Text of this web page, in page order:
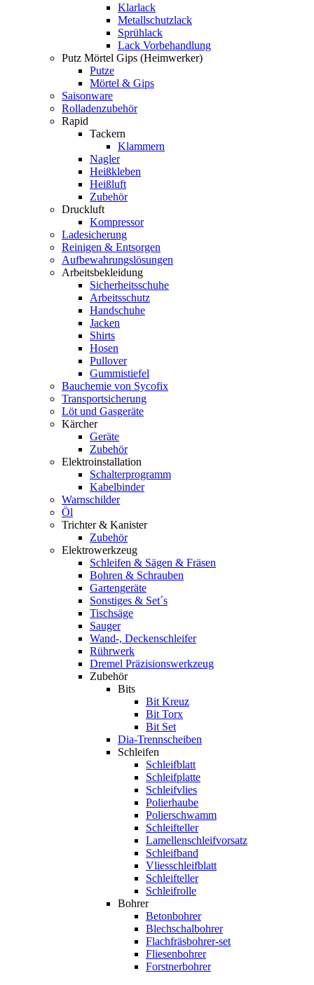
Klarlack
Metallschutzlack
Sprühlack
Lack Vorbehandlung
Putz Mörtel Gips (Heimwerker)
Putze
Mörtel & Gips
Saisonware
Rolladenzubehör
Rapid
Tackern
Klammern
Nagler
Heißkleben
Heißluft
Zubehör
Druckluft
Kompressor
Ladesicherung
Reinigen & Entsorgen
Aufbewahrungslösungen
Arbeitsbekleidung
Sicherheitsschuhe
Arbeitsschutz
Handschuhe
Jacken
Shirts
Hosen
Pullover
Gummistiefel
Bauchemie von Sycofix
Transportsicherung
Löt und Gasgeräte
Kärcher
Geräte
Zubehör
Elektroinstallation
Schalterprogramm
Kabelbinder
Warnschilder
Öl
Trichter & Kanister
Zubehör
Elektrowerkzeug
Schleifen & Sägen & Fräsen
Bohren & Schrauben
Gartengeräte
Sonstiges & Set´s
Tischsäge
Sauger
Wand-, Deckenschleifer
Rührwerk
Dremel Präzisionswerkzeug
Zubehör
Bits
Bit Kreuz
Bit Torx
Bit Set
Dia-Trennscheiben
Schleifen
Schleifblatt
Schleifplatte
Schleifvlies
Polierhaube
Polierschwamm
Schleifteller
Lamellenschleifvorsatz
Schleifband
Vliesschleifblatt
Schleifteller
Schleifrolle
Bohrer
Betonbohrer
Blechschalbohrer
Flachfräsbohrer-set
Fliesenbohrer
Forstnerbohrer